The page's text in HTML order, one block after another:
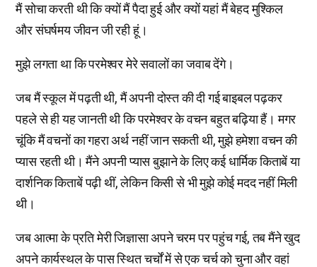
मैं सोचा करती थी कि क्यों मैं पैदा हुई और क्यों यहां मैं बेहद मुश्किल
और संघर्षमय जीवन जी रही हूं।
मुझे लगता था कि परमेश्वर मेरे सवालों का जवाब देंगे।
जब मैं स्कूल में पढ़ती थी, मैं अपनी दोस्त की दी गई बाइबल पढ़कर
पहले से ही यह जानती थी कि परमेश्वर के वचन बहुत बढ़िया हैं। मगर
चूंकि मैं वचनों का गहरा अर्थ नहीं जान सकती थी, मुझे हमेशा वचन की
प्यास रहती थी। मैंने अपनी प्यास बुझाने के लिए कई धार्मिक किताबें या
दार्शनिक किताबें पढ़ी थीं, लेकिन किसी से भी मुझे कोई मदद नहीं मिली
थी।
जब आत्मा के प्रति मेरी जिज्ञासा अपने चरम पर पहुंच गई, तब मैंने खुद
अपने कार्यस्थल के पास स्थित चर्चों में से एक चर्च को चुना और वहां